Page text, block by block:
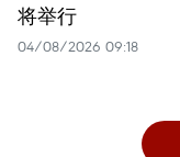
将举行
04/08/2026 09:18